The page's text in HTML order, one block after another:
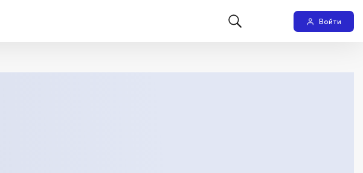
Войти